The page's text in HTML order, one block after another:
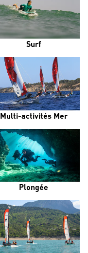
Surf
Multi-activités Mer
Plongée